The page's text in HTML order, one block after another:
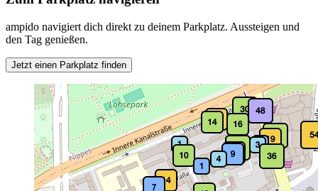
ampido navigiert dich direkt zu deinem Parkplatz. Aussteigen und
den Tag genießen.
Jetzt einen Parkplatz finden